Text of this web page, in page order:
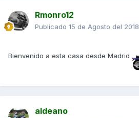
Rmonro12
Publicado 15 de Agosto del 2018
Bienvenido a esta casa desde Madrid
aldeano